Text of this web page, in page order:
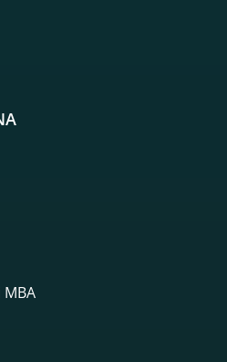
on-line języka migowego